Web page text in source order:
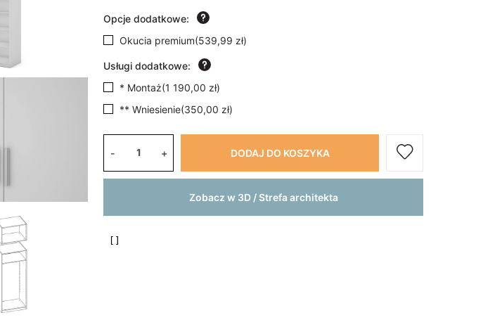
Opcje dodatkowe:
Okucia premium(539,99 zł)
Usługi dodatkowe:
* Montaż(1 190,00 zł)
** Wniesienie(350,00 zł)
- + DODAJ DO KOSZYKA
Zobacz w 3D / Strefa architekta